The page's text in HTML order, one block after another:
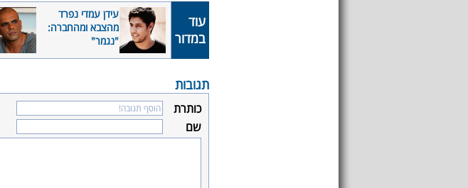
עוד
במדור
עידן עמדי נפרד
מהצבא ומהחברה:
"נגמר"
תגובות
כותרת
שם